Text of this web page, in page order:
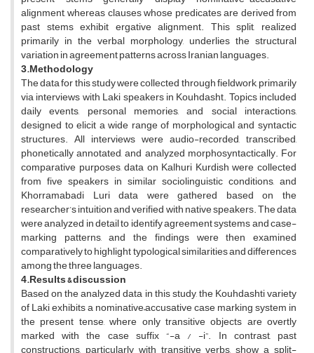
alignment, whereas clauses whose predicates are derived from
past stems exhibit ergative alignment. This split, realized
primarily in the verbal morphology, underlies the structural
variation in agreement patterns across Iranian languages.
3.Methodology
The data for this study were collected through fieldwork, primarily
via interviews with Laki speakers in Kouhdasht. Topics included
daily events, personal memories, and social interactions,
designed to elicit a wide range of morphological and syntactic
structures. All interviews were audio-recorded, transcribed,
phonetically annotated, and analyzed morphosyntactically. For
comparative purposes, data on Kalhuri Kurdish were collected
from five speakers in similar sociolinguistic conditions, and
Khorramabadi Luri data were gathered based on the
researcher’s intuition and verified with native speakers. The data
were analyzed in detail to identify agreement systems and case-
marking patterns, and the findings were then examined
comparatively to highlight typological similarities and differences
among the three languages.
4.Results & discussion
Based on the analyzed data in this study, the Kouhdashti variety
of Laki exhibits a nominative–accusative case marking system in
the present tense, where only transitive objects are overtly
marked with the case suffix “-a / -i”. In contrast, past